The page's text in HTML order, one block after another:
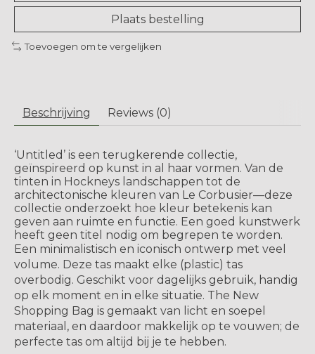
Plaats bestelling
Toevoegen om te vergelijken
Beschrijving Reviews (0)
‘Untitled’ is een terugkerende collectie,
geïnspireerd op kunst in al haar vormen. Van de
tinten in Hockneys landschappen tot de
architectonische kleuren van Le Corbusier—deze
collectie onderzoekt hoe kleur betekenis kan
geven aan ruimte en functie. Een goed kunstwerk
heeft geen titel nodig om begrepen te worden.
Een minimalistisch en iconisch ontwerp met veel
volume. Deze tas maakt elke (plastic) tas
overbodig. Geschikt voor dagelijks gebruik, handig
op elk moment en in elke situatie. The New
Shopping Bag is gemaakt van licht en soepel
materiaal, en daardoor makkelijk op te vouwen; de
perfecte tas om altijd bij je te hebben.